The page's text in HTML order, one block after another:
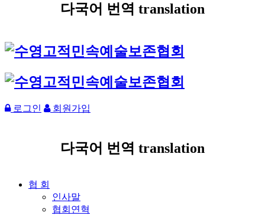
다국어 번역 translation
로그인 회원가입
다국어 번역 translation
협 회
인사말
협회연혁